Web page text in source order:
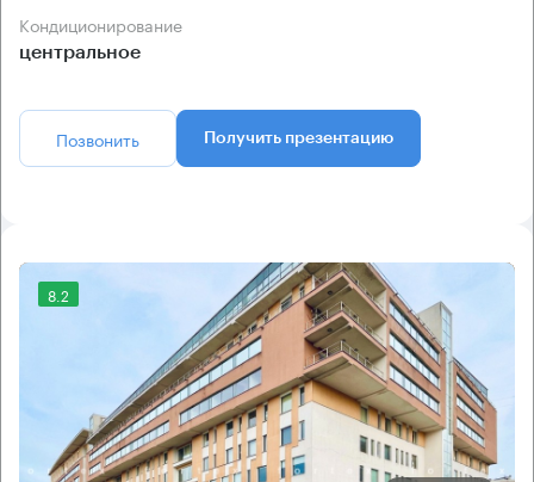
Кондиционирование
центральное
Позвонить Получить презентацию
8.2